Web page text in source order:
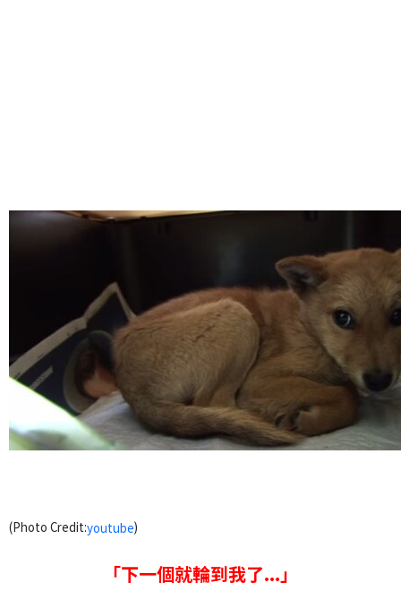
(Photo Credit:youtube)
「下一個就輪到我了...」